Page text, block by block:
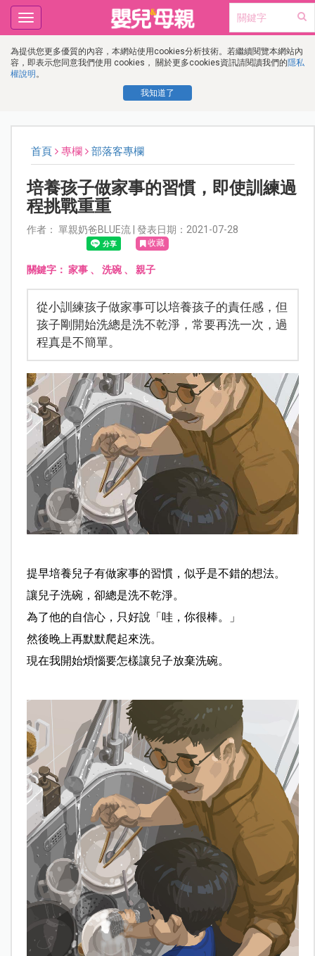
為提供您更多優質的內容，本網站使用cookies分析技術。若繼續閱覽本網站內
容，即表示您同意我們使用 cookies， 關於更多cookies資訊請閱讀我們的隱私
權說明 。
我知道了
Toggle
navigation
首頁 專欄 部落客專欄
培養孩子做家事的習慣，即使訓練過
程挑戰重重
作者： 單親奶爸BLUE流 | 發表日期：2021-07-28
收藏
關鍵字： 家事、 洗碗、 親子
從小訓練孩子做家事可以培養孩子的責任感，但
孩子剛開始洗總是洗不乾淨，常要再洗一次，過
程真是不簡單。
提早培養兒子有做家事的習慣，似乎是不錯的想法。
讓兒子洗碗，卻總是洗不乾淨。
為了他的自信心，只好說「哇，你很棒。」
然後晚上再默默爬起來洗。
現在我開始煩惱要怎樣讓兒子放棄洗碗。